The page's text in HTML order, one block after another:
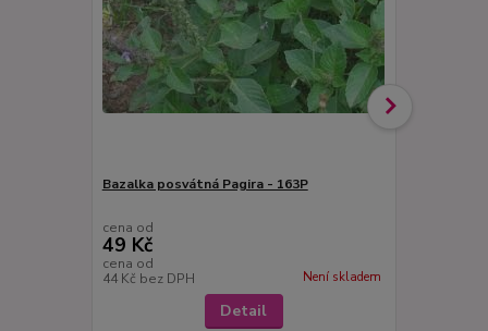
Bazalka posvátná Pagira - 163P
cena od
49 Kč
cena od
44 Kč bez DPH Není skladem
Detail